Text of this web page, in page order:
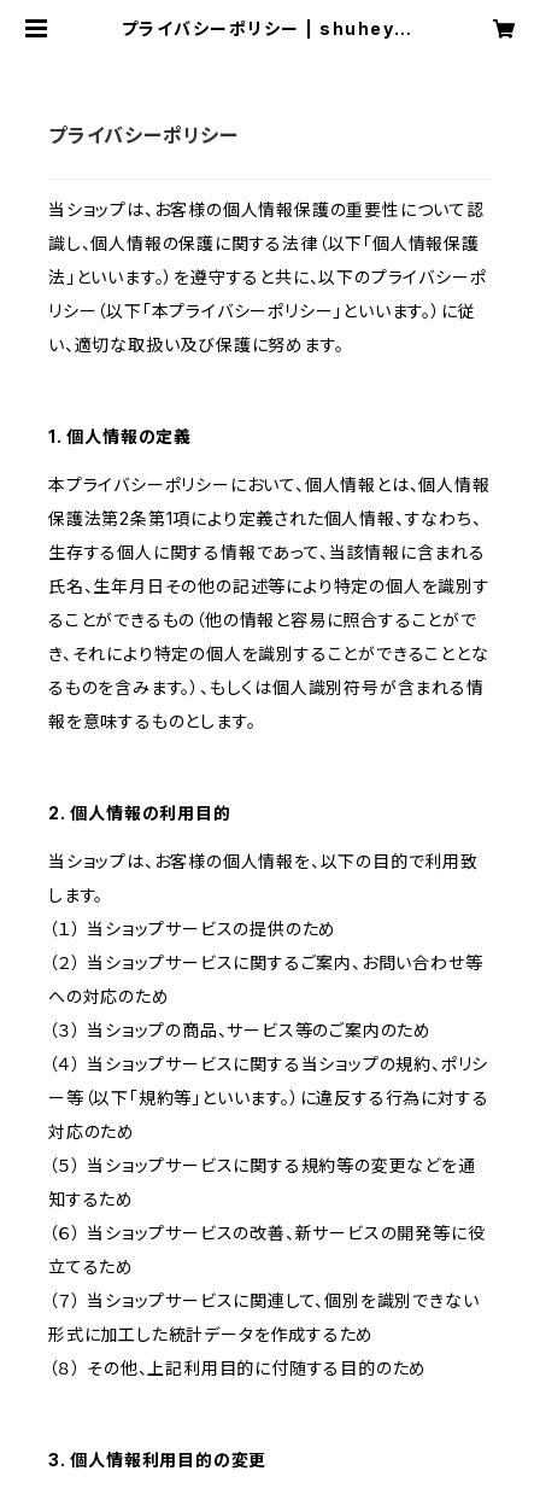
プライバシーポリシー | shuheyka
プライバシーポリシー
当ショップは、お客様の個人情報保護の重要性について認
識し、個人情報の保護に関する法律（以下「個人情報保護
法」といいます。）を遵守すると共に、以下のプライバシーポ
リシー（以下「本プライバシーポリシー」といいます。）に従
い、適切な取扱い及び保護に努めます。
1. 個人情報の定義
本プライバシーポリシーにおいて、個人情報とは、個人情報
保護法第2条第1項により定義された個人情報、すなわち、
生存する個人に関する情報であって、当該情報に含まれる
氏名、生年月日その他の記述等により特定の個人を識別す
ることができるもの（他の情報と容易に照合することがで
き、それにより特定の個人を識別することができることとな
るものを含みます。）、もしくは個人識別符号が含まれる情
報を意味するものとします。
2. 個人情報の利用目的
当ショップは、お客様の個人情報を、以下の目的で利用致
します。
（１） 当ショップサービスの提供のため
（２） 当ショップサービスに関するご案内、お問い合わせ等
への対応のため
（３） 当ショップの商品、サービス等のご案内のため
（４） 当ショップサービスに関する当ショップの規約、ポリシ
ー等（以下「規約等」といいます。）に違反する行為に対する
対応のため
（５） 当ショップサービスに関する規約等の変更などを通
知するため
（６） 当ショップサービスの改善、新サービスの開発等に役
立てるため
（７） 当ショップサービスに関連して、個別を識別できない
形式に加工した統計データを作成するため
（８） その他、上記利用目的に付随する目的のため
3. 個人情報利用目的の変更